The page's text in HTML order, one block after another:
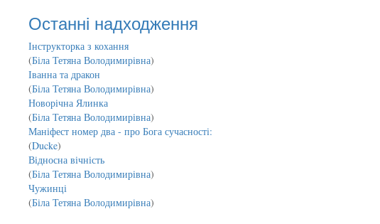
Останні надходження
Інструкторка з кохання
(Біла Тетяна Володимирівна)
Іванна та дракон
(Біла Тетяна Володимирівна)
Новорічна Ялинка
(Біла Тетяна Володимирівна)
Маніфест номер два - про Бога сучасності:
(Ducke)
Відносна вічність
(Біла Тетяна Володимирівна)
Чужинці
(Біла Тетяна Володимирівна)